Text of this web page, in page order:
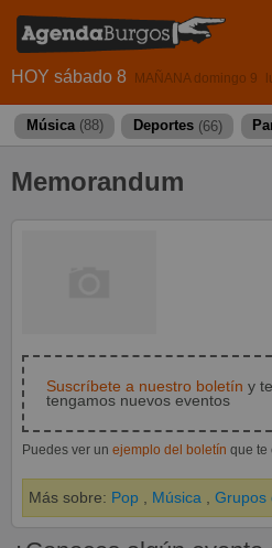
HOY sábado 8 MAÑANA domingo 9
Música (88) Deportes (66)
Memorandum
Suscríbete a nuestro boletín y
tengamos nuevos eventos
Puedes ver un ejemplo del boletín que te
Más sobre: Pop Música Grupos